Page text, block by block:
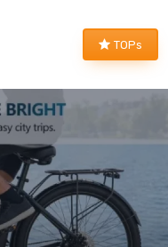
TOPs